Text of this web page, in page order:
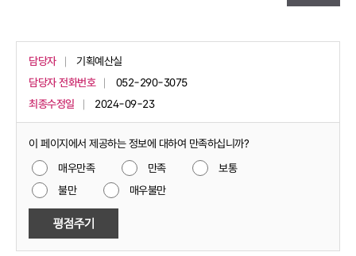
담당자
기획예산실
담당자 전화번호
052-290-3075
최종수정일
2024-09-23
이 페이지에서 제공하는 정보에 대하여 만족하십니까?
매우만족
만족
보통
불만
매우불만